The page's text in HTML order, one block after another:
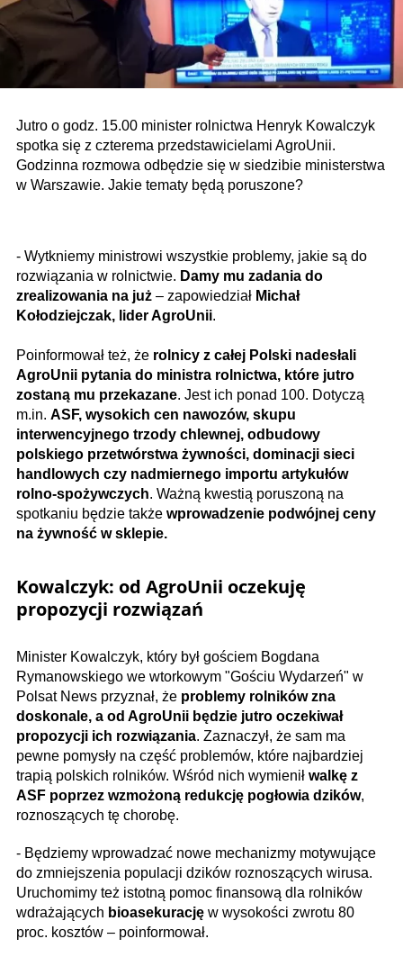
Jutro o godz. 15.00 minister rolnictwa Henryk Kowalczyk
spotka się z czterema przedstawicielami AgroUnii.
Godzinna rozmowa odbędzie się w siedzibie ministerstwa
w Warszawie. Jakie tematy będą poruszone?
- Wytkniemy ministrowi wszystkie problemy, jakie są do
rozwiązania w rolnictwie. Damy mu zadania do
zrealizowania na już – zapowiedział Michał
Kołodziejczak, lider AgroUnii.
Poinformował też, że rolnicy z całej Polski nadesłali
AgroUnii pytania do ministra rolnictwa, które jutro
zostaną mu przekazane. Jest ich ponad 100. Dotyczą
m.in. ASF, wysokich cen nawozów, skupu
interwencyjnego trzody chlewnej, odbudowy
polskiego przetwórstwa żywności, dominacji sieci
handlowych czy nadmiernego importu artykułów
rolno-spożywczych. Ważną kwestią poruszoną na
spotkaniu będzie także wprowadzenie podwójnej ceny
na żywność w sklepie.
Kowalczyk: od AgroUnii oczekuję
propozycji rozwiązań
Minister Kowalczyk, który był gościem Bogdana
Rymanowskiego we wtorkowym "Gościu Wydarzeń" w
Polsat News przyznał, że problemy rolników zna
doskonale, a od AgroUnii będzie jutro oczekiwał
propozycji ich rozwiązania. Zaznaczył, że sam ma
pewne pomysły na część problemów, które najbardziej
trapią polskich rolników. Wśród nich wymienił walkę z
ASF poprzez wzmożoną redukcję pogłowia dzików,
roznoszących tę chorobę.
- Będziemy wprowadzać nowe mechanizmy motywujące
do zmniejszenia populacji dzików roznoszących wirusa.
Uruchomimy też istotną pomoc finansową dla rolników
wdrażających bioasekurację w wysokości zwrotu 80
proc. kosztów – poinformował.